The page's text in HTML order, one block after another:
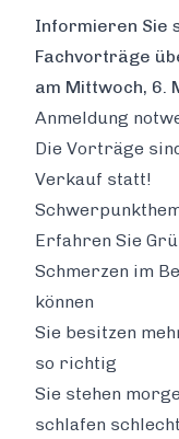
Informieren Sie
Fachvorträge
am Mittwoch, 6.
Anmeldung
Die Vorträge
Verkauf statt!
Erfahren Sie
Schmerzen im
können
Sie besitzen
so richtig
Sie stehen
schlafen schlecht